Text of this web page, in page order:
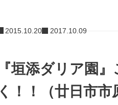
2015.10.20 2017.10.09
『垣添ダリア園
く！！（廿日市市